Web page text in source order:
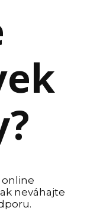
online
neváhajte